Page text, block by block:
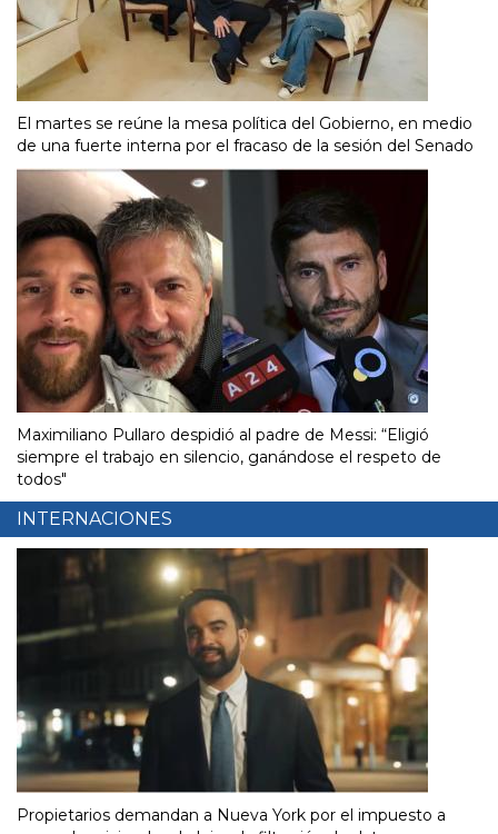
El martes se reúne la mesa política del Gobierno, en medio
de una fuerte interna por el fracaso de la sesión del Senado
Maximiliano Pullaro despidió al padre de Messi: “Eligió
siempre el trabajo en silencio, ganándose el respeto de
todos"
INTERNACIONES
Propietarios demandan a Nueva York por el impuesto a